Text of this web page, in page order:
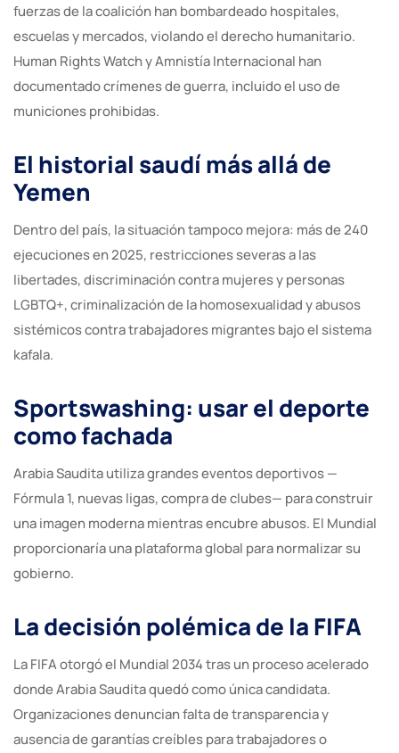
fuerzas de la coalición han bombardeado hospitales,
escuelas y mercados, violando el derecho humanitario.
Human Rights Watch y Amnistía Internacional han
documentado crímenes de guerra, incluido el uso de
municiones prohibidas.
El historial saudí más allá de
Yemen
Dentro del país, la situación tampoco mejora: más de 240
ejecuciones en 2025, restricciones severas a las
libertades, discriminación contra mujeres y personas
LGBTQ+, criminalización de la homosexualidad y abusos
sistémicos contra trabajadores migrantes bajo el sistema
kafala.
Sportswashing: usar el deporte
como fachada
Arabia Saudita utiliza grandes eventos deportivos —
Fórmula 1, nuevas ligas, compra de clubes— para construir
una imagen moderna mientras encubre abusos. El Mundial
proporcionaría una plataforma global para normalizar su
gobierno.
La decisión polémica de la FIFA
La FIFA otorgó el Mundial 2034 tras un proceso acelerado
donde Arabia Saudita quedó como única candidata.
Organizaciones denuncian falta de transparencia y
ausencia de garantías creíbles para trabajadores o